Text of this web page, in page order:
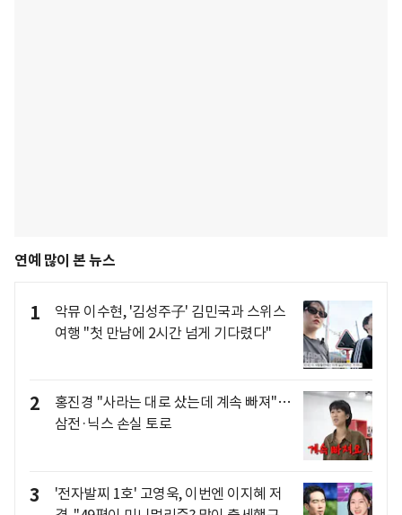
연예 많이 본 뉴스
1
악뮤 이수현, '김성주子' 김민국과 스위스
여행 "첫 만남에 2시간 넘게 기다렸다"
2
홍진경 "사라는 대로 샀는데 계속 빠져"…
삼전·닉스 손실 토로
3
'전자발찌 1호' 고영욱, 이번엔 이지혜 저